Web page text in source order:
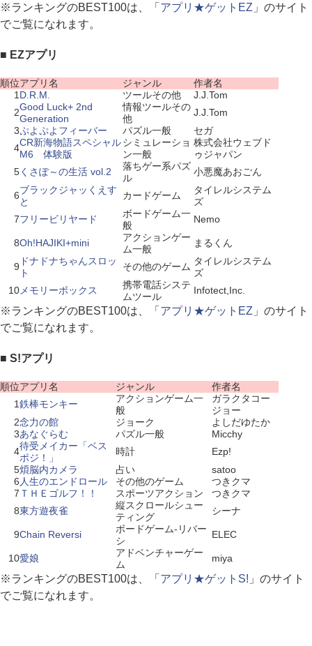
※ランキングのBEST100は、「 アプリ★ゲットEZ 」のサイト
でご覧になれます。
■ EZアプリ
順位アプリ名 ジャンル
作者名
1 D.R.M. ツールその他
J.J.Tom
2Good Luck+ 2nd
Generation
情報ツールその
他
J.J.Tom
3ぷよぷよフィーバー パズル一般
セガ
4CR新海物語スペシャル
M6 体験版
シミュレーショ
ン一般
株式会社ウェブド
ゥジャパン
5くさぽ～の生活 vol.2
落ちゲー系パズ
ル
小悪魔あおごん
6ブラックジャッくえす
と
カードゲーム
タイレルシステム
ズ
7フリービリヤード
ボードゲーム一
般
Nemo
8Oh!HAJIKI+mini
アクションゲー
ム一般
まるくん
9 ドナドナちゃんスロッ
ト
その他のゲーム タイレルシステム
ズ
10 メモリーボックス
携帯電話システ
ムツール
Infotect,Inc.
※ランキングのBEST100は、「 アプリ★ゲットEZ 」のサイト
でご覧になれます。
■ S!アプリ
順位アプリ名 ジャンル
作者名
1鉄棒モンキー
アクションゲーム一
般
ガラクタコー
ジョー
2念力の館 ジョーク
よしだゆたか
3あなぐらむ パズル一般
Micchy
4待受メイカー「ベス
ポジ！」
時計
Ezp!
5煩脳内カメラ 占い
satoo
6 人生のエンドロール その他のゲーム
つきクマ
7 ＴＨＥゴルフ！！ スポーツアクション
つきクマ
8東方遊夜雀
縦スクロールシュー
ティング
シーナ
9Chain Reversi
ボードゲーム-リバー
シ
ELEC
10愛娘
アドベンチャーゲー
ム
miya
※ランキングのBEST100は、「 アプリ★ゲットS! 」のサイト
でご覧になれます。